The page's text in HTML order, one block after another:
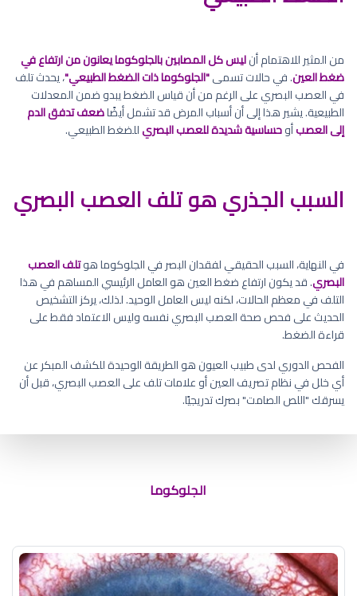
من المثير للاهتمام أنليس كل المصابين بالجلوكوما يعانون من ارتفاع في
ضغط العين. في حالات تسمى"الجلوكوما ذات الضغط الطبيعي"، يحدث تلف
في العصب البصري على الرغم من أن قياس الضغط يبدو ضمن المعدلات
الطبيعية. يشير هذا إلى أن أسباب المرض قد تشمل أيضًاضعف تدفق الدم
إلى العصبأوحساسية شديدة للعصب البصريللضغط الطبيعي.
السبب الجذري هو تلف العصب البصري
في النهاية، السبب الحقيقي لفقدان البصر في الجلوكوما هوتلف العصب
البصري. قد يكون ارتفاع ضغط العين هو العامل الرئيسي المساهم في هذا
التلف في معظم الحالات، لكنه ليس العامل الوحيد. لذلك، يركز التشخيص
الحديث على فحص صحة العصب البصري نفسه وليس الاعتماد فقط على
قراءة الضغط.
الفحص الدوري لدى طبيب العيون هو الطريقة الوحيدة للكشف المبكر عن
أي خلل في نظام تصريف العين أو علامات تلف على العصب البصري، قبل أن
يسرقك "اللص الصامت" بصرك تدريجيًا.
الجلوكوما